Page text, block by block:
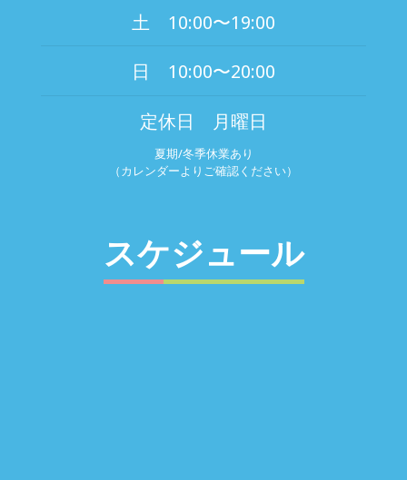
土 10:00〜19:00
日 10:00〜20:00
定休日 月曜日
夏期/冬季休業あり
（カレンダーよりご確認ください）
スケジュール